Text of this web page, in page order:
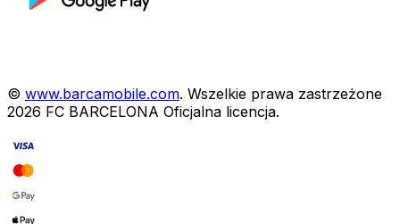
© www.barcamobile.com. Wszelkie prawa zastrzeżone
2026 FC BARCELONA Oficjalna licencja.